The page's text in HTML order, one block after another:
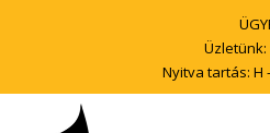
Üzletünk:
Nyitva tartás: H